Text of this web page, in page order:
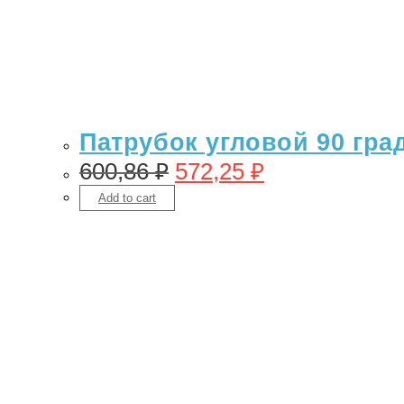
Патрубок угловой 90
600,86₽ 572,25 ₽
Add to cart